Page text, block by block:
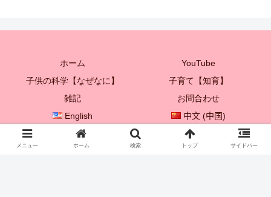
ホーム
YouTube
子供の科学【なぜなに】
子育て【知育】
雑記
お問合わせ
English
中文 (中国)
한국어
メニュー ホーム 検索 トップ サイドバー